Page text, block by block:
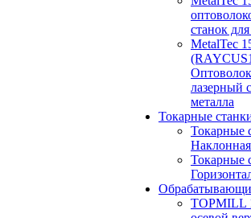
станок
MetalTec
лазерный
металла
Токарные
Токарные
Токарные
TOPMILL